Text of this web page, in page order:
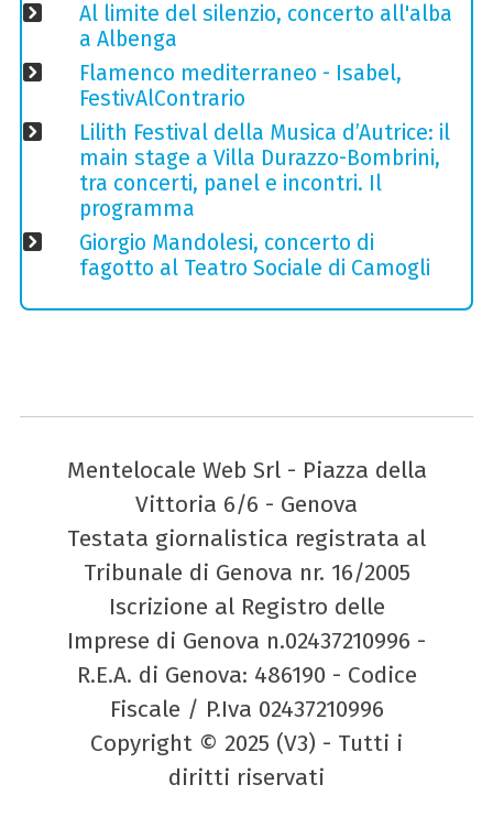
Al limite del silenzio, concerto all'alba
a Albenga
Flamenco mediterraneo - Isabel,
FestivAlContrario
Lilith Festival della Musica d’Autrice: il
main stage a Villa Durazzo-Bombrini,
tra concerti, panel e incontri. Il
programma
Giorgio Mandolesi, concerto di
fagotto al Teatro Sociale di Camogli
Mentelocale Web Srl - Piazza della
Vittoria 6/6 - Genova
Testata giornalistica registrata al
Tribunale di Genova nr. 16/2005
Iscrizione al Registro delle
Imprese di Genova n.02437210996 -
R.E.A. di Genova: 486190 - Codice
Fiscale / P.Iva 02437210996
Copyright © 2025 (V3) - Tutti i
diritti riservati